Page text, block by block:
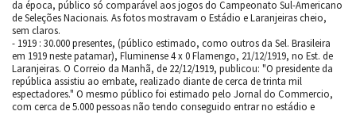
da época, público só comparável aos jogos do Campeonato Sul-Americano
de Seleções Nacionais. As fotos mostravam o Estádio e Laranjeiras cheio,
sem claros.
- 1919 : 30.000 presentes, (público estimado, como outros da Sel. Brasileira
em 1919 neste patamar), Fluminense 4 x 0 Flamengo, 21/12/1919, no Est. de
Laranjeiras. O Correio da Manhã, de 22/12/1919, publicou: "O presidente da
república assistiu ao embate, realizado diante de cerca de trinta mil
espectadores." O mesmo público foi estimado pelo Jornal do Commercio,
com cerca de 5.000 pessoas não tendo conseguido entrar no estádio e